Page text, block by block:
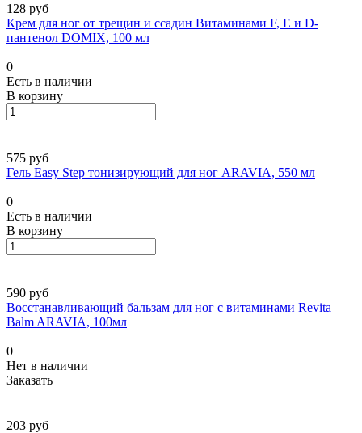
128 руб
Крем для ног от трещин и ссадин Витаминами F, E и D-
пантенол DOMIX, 100 мл
0
Есть в наличии
В корзину
575 руб
Гель Easy Step тонизирующий для ног ARAVIA, 550 мл
0
Есть в наличии
В корзину
590 руб
Восстанавливающий бальзам для ног с витаминами Revita
Balm ARAVIA, 100мл
0
Нет в наличии
Заказать
203 руб